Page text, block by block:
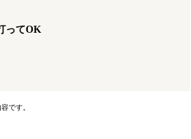
ってOK
です。